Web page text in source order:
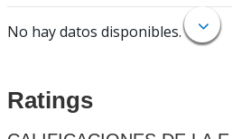
No hay datos disponibles.
Ratings